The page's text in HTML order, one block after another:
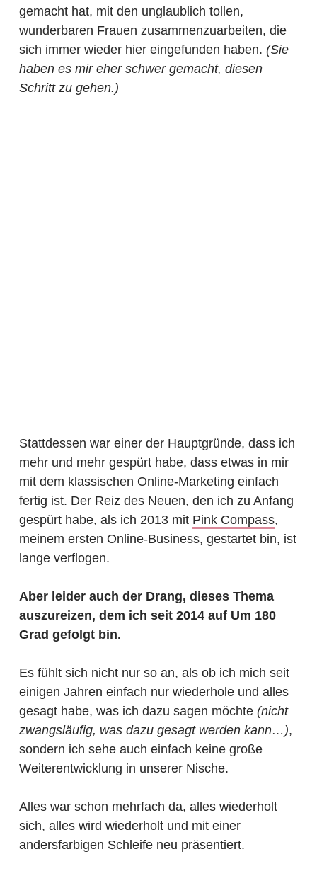
gemacht hat, mit den unglaublich tollen,
wunderbaren Frauen zusammenzuarbeiten, die
sich immer wieder hier eingefunden haben. (Sie
haben es mir eher schwer gemacht, diesen
Schritt zu gehen.)
Stattdessen war einer der Hauptgründe, dass ich
mehr und mehr gespürt habe, dass etwas in mir
mit dem klassischen Online-Marketing einfach
fertig ist. Der Reiz des Neuen, den ich zu Anfang
gespürt habe, als ich 2013 mit Pink Compass,
meinem ersten Online-Business, gestartet bin, ist
lange verflogen.
Aber leider auch der Drang, dieses Thema
auszureizen, dem ich seit 2014 auf Um 180
Grad gefolgt bin.
Es fühlt sich nicht nur so an, als ob ich mich seit
einigen Jahren einfach nur wiederhole und alles
gesagt habe, was ich dazu sagen möchte (nicht
zwangsläufig, was dazu gesagt werden kann…),
sondern ich sehe auch einfach keine große
Weiterentwicklung in unserer Nische.
Alles war schon mehrfach da, alles wiederholt
sich, alles wird wiederholt und mit einer
andersfarbigen Schleife neu präsentiert.